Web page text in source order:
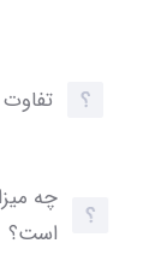
چه
است؟